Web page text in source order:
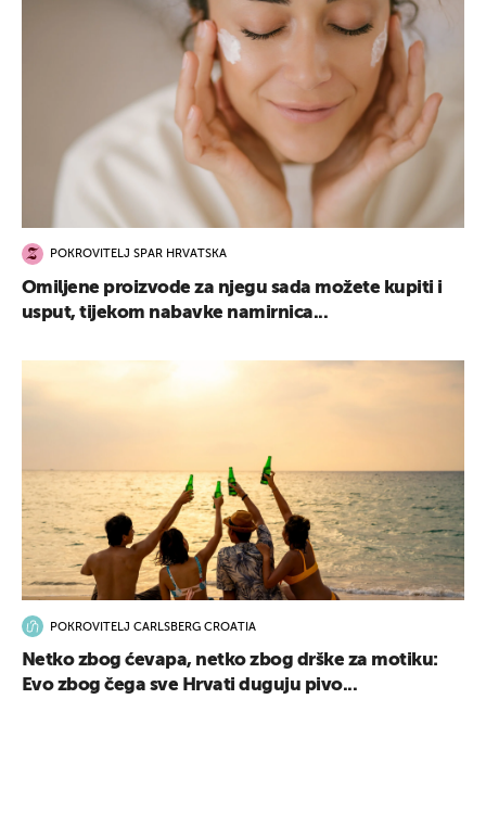
POKROVITELJ SPAR HRVATSKA
Omiljene proizvode za njegu sada možete kupiti i
usput, tijekom nabavke namirnica...
POKROVITELJ CARLSBERG CROATIA
Netko zbog ćevapa, netko zbog drške za motiku:
Evo zbog čega sve Hrvati duguju pivo...